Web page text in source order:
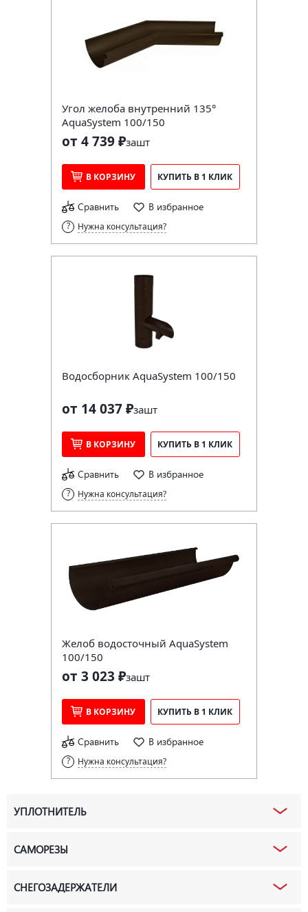
Угол желоба внутренний 135°
AquaSystem 100/150
от 4 739 ₽зашт
В КОРЗИНУ КУПИТЬ В 1 КЛИК
Сравнить В избранное
Нужна консультация?
Водосборник AquaSystem 100/150
от 14 037 ₽зашт
В КОРЗИНУ КУПИТЬ В 1 КЛИК
Сравнить В избранное
Нужна консультация?
Желоб водосточный AquaSystem
100/150
от 3 023 ₽зашт
В КОРЗИНУ КУПИТЬ В 1 КЛИК
Сравнить В избранное
Нужна консультация?
УПЛОТНИТЕЛЬ
САМОРЕЗЫ
СНЕГОЗАДЕРЖАТЕЛИ